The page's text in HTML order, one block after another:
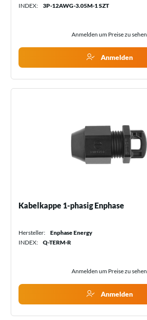
INDEX: 3P-12AWG-3.05M-1 SZT
Anmelden um Preise zu sehen
Anmelden
Kabelkappe 1-phasig Enphase
Hersteller:
Enphase Energy
INDEX:
Q-TERM-R
Anmelden um Preise zu sehen
Anmelden